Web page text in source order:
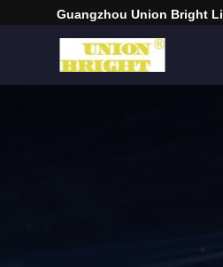
Guangzhou Union Bright